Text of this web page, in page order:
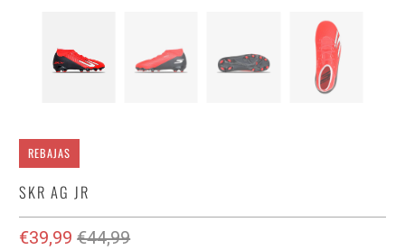
REBAJAS
SKR AG JR
€39,99 €44,99